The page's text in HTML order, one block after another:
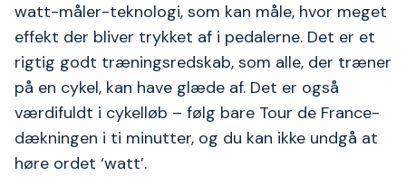
watt-måler-teknologi, som kan måle, hvor meget
effekt der bliver trykket af i pedalerne. Det er et
rigtig godt træningsredskab, som alle, der træner
på en cykel, kan have glæde af. Det er også
værdifuldt i cykelløb – følg bare Tour de France-
dækningen i ti minutter, og du kan ikke undgå at
høre ordet ‘watt’.